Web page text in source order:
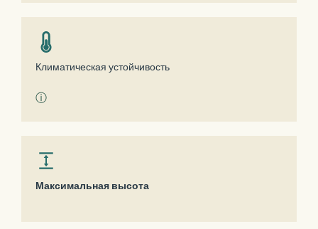
Климатическая устойчивость
ⓘ
Максимальная высота